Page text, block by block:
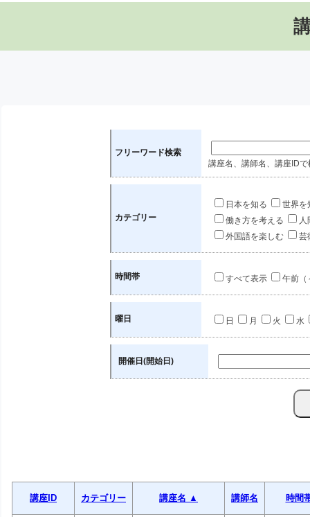
フリーワード検索
講座名、講師名、講座IDで
カテゴリー
日本を知る
世界を
働き方を考える
人
外国語を楽しむ
芸
時間帯 すべて表示 午前（
曜日 日 月 火 水
開催日(開始日)
講座ID カテゴリー 講座名 ▲ 講師名 時間